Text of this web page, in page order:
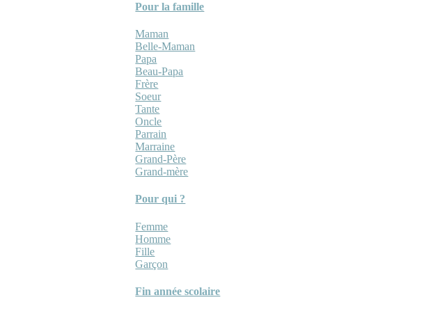
Pour la famille
Maman
Belle-Maman
Papa
Beau-Papa
Frère
Soeur
Tante
Oncle
Parrain
Marraine
Grand-Père
Grand-mère
Pour qui ?
Femme
Homme
Fille
Garçon
Fin année scolaire